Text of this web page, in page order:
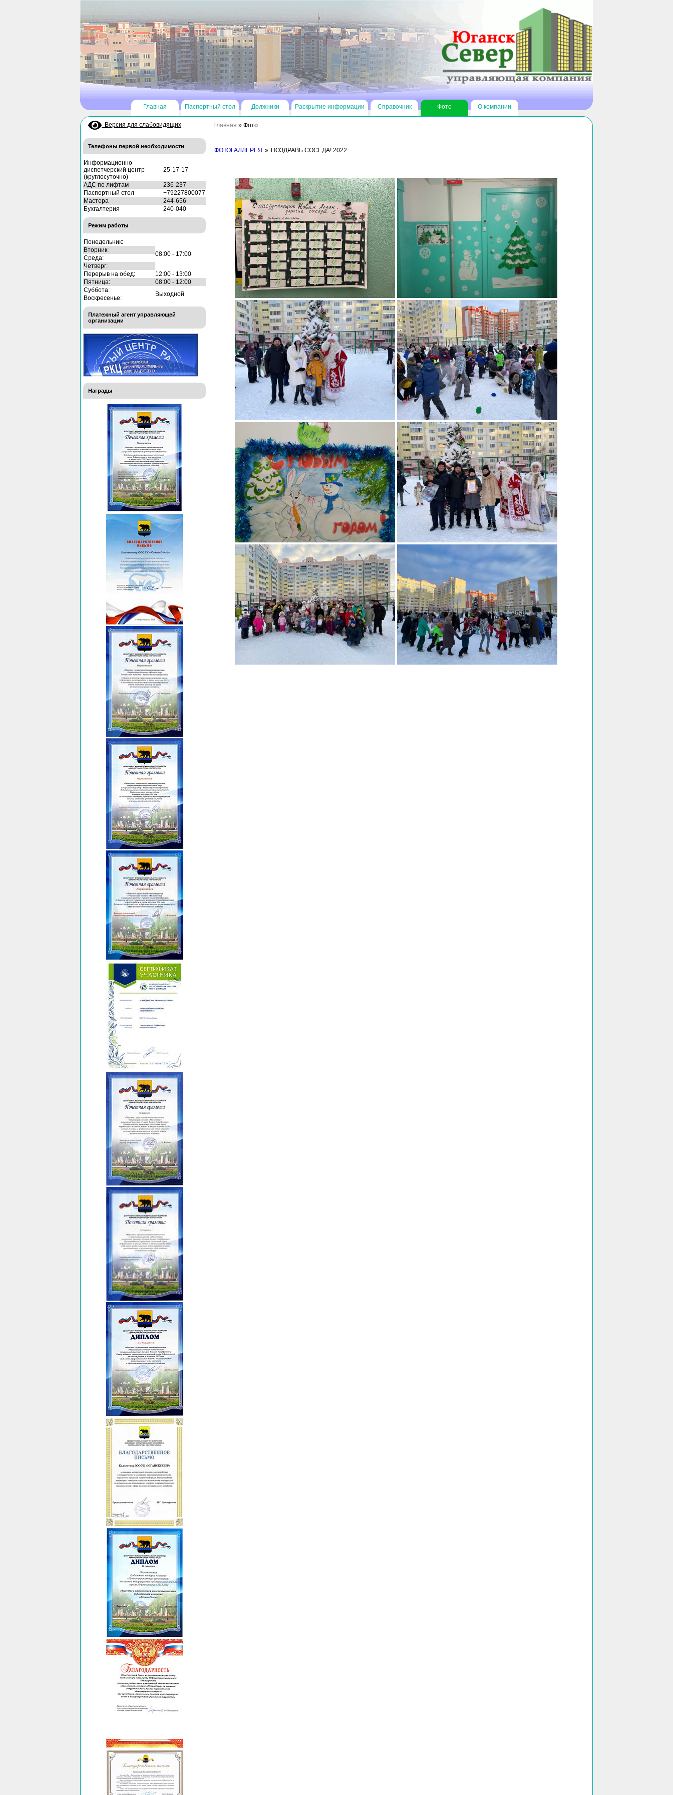
Главная Паспортный стол Должники Раскрытие информации Справочник Фото О компании
Версия для слабовидящих
Телефоны первой необходимости
Информационно-
диспетчерский центр
(круглосуточно)
25-17-17
АДС по лифтам
236-237
Паспортный стол
+79227800077
Мастера
244-656
Бухгалтерия
240-040
Режим работы
Понедельник:
08:00 - 17:00
Вторник:
Среда:
Четверг:
Перерыв на обед:
12:00 - 13:00
Пятница:
08:00 - 12:00
Суббота:
Выходной
Воскресенье:
Платежный агент управляющей
организации
Награды
Главная » Фото
ФОТОГАЛЛЕРЕЯ » ПОЗДРАВЬ СОСЕДА! 2022